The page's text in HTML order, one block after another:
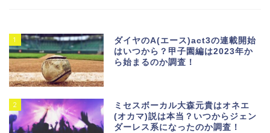
1
ダイヤのA(エース)act3の連載開始
はいつから？甲子園編は2023年か
ら始まるのか調査！
2
ミセスボーカル大森元貴はオネエ
(オカマ)説は本当？いつからジェン
ダーレス系になったのか調査！